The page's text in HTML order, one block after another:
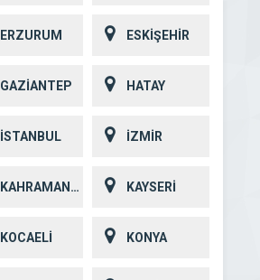
ERZURUM ESKİŞEHİR
GAZİANTEP HATAY
İSTANBUL İZMİR
KAHRAMANMARAŞ KAYSERİ
KOCAELİ KONYA